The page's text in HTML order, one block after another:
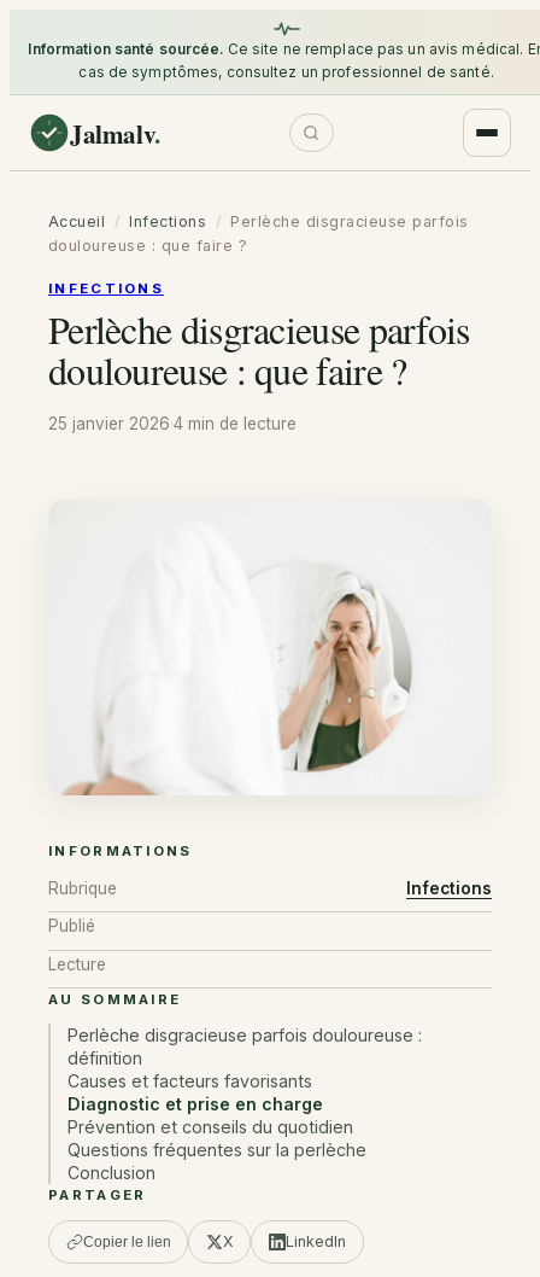
Information santé sourcée. Ce site ne remplace pas un avis médical.
cas de symptômes, consultez un professionnel de santé.
Jalmalv.
Accueil / Infections / Perlèche disgracieuse parfois
douloureuse : que faire ?
INFECTIONS
Perlèche disgracieuse parfois
douloureuse : que faire ?
25 janvier 2026·4 min de lecture
INFORMATIONS
Rubrique
Infections
Publié
Lecture
AU SOMMAIRE
Perlèche disgracieuse parfois douloureuse :
définition
Causes et facteurs favorisants
Diagnostic et prise en charge
Prévention et conseils du quotidien
Questions fréquentes sur la perlèche
Conclusion
PARTAGER
Copier le lien X LinkedIn